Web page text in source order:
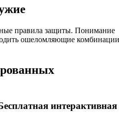
правила защиты. Понимание
ошеломляющие
интерактивная